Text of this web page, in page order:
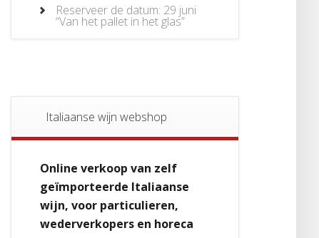
Reserveer de datum: 29 juni
“Van het pallet in het glas”
Italiaanse wijn webshop
Online verkoop van zelf
geïmporteerde Italiaanse
wijn, voor particulieren,
wederverkopers en horeca